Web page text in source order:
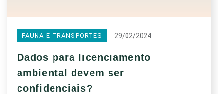
FAUNA E TRANSPORTES 29/02/2024
Dados para licenciamento
ambiental devem ser
confidenciais?